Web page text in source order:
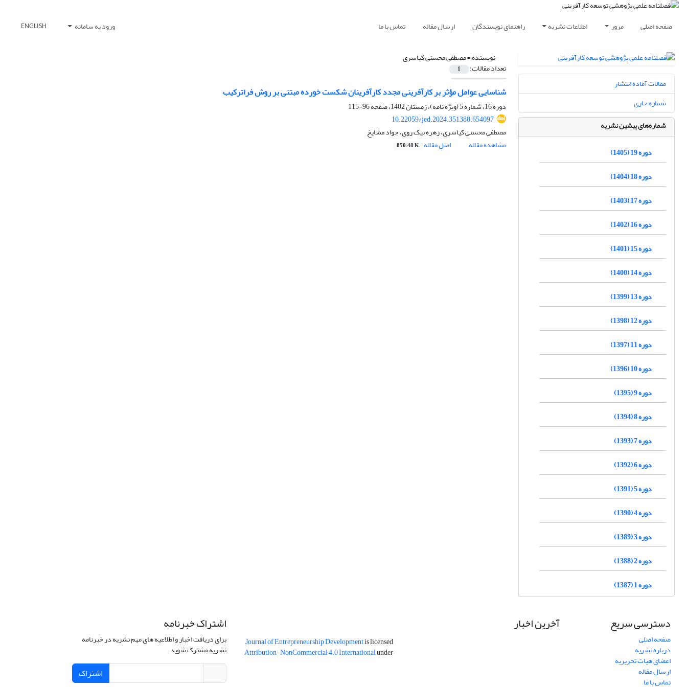
صفحه اصلی مرور اطلاعات نشریه راهنمای نویسندگان ارسال مقاله تماس با ما ورود به سامانه ENGLISH
نویسنده =مصطفی محسنی کیاسری
تعداد مقالات: 1
شناسایی عوامل مؤثر بر کارآفرینی مجدد کارآفرینان شکست خورده مبتنی بر روش فراترکیب
دوره 16، شماره 5 (ویژه نامه)، زمستان 1402، صفحه
96-115
10.22059/jed.2024.351388.654097
مصطفی محسنی کیاسری، زهره نیک روی، جواد مشایخ
مشاهده مقاله
اصل مقاله 850.48 K
مقالات آماده انتشار
شماره جاری
شماره‌های پیشین نشریه
دوره 19 (1405)
دوره 18 (1404)
دوره 17 (1403)
دوره 16 (1402)
دوره 15 (1401)
دوره 14 (1400)
دوره 13 (1399)
دوره 12 (1398)
دوره 11 (1397)
دوره 10 (1396)
دوره 9 (1395)
دوره 8 (1394)
دوره 7 (1393)
دوره 6 (1392)
دوره 5 (1391)
دوره 4 (1390)
دوره 3 (1389)
دوره 2 (1388)
دوره 1 (1387)
دسترسی سریع
صفحه اصلی
درباره نشریه
اعضای هیات تحریریه
ارسال مقاله
تماس با ما
آخرین اخبار
Journal of Entrepreneurship Developmentis licensed
under
Attribution-NonCommercial 4.0 International
اشتراک خبرنامه
برای دریافت اخبار و اطلاعیه های مهم نشریه در خبرنامه
نشریه مشترک شوید.
اشتراک